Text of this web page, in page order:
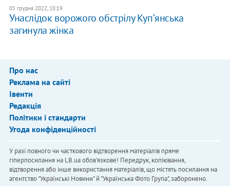
05 грудня 2022, 10:19
Унаслідок ворожого обстрілу Купʼянська
загинула жінка
Про нас
Реклама на сайті
Івенти
Редакція
Політики і стандарти
Угода конфіденційності
У разі повного чи часткового відтворення матеріалів пряме
гіперпосилання на LB.ua обов'язкове! Передрук, копіювання,
відтворення або інше використання матеріалів, що містять посилання на
агентство "Українськi Новини" й "Українська Фото Група", заборонено.